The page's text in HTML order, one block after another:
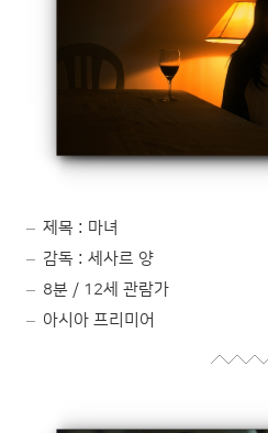
제목 : 마녀
감독 : 세사르 양
8분 / 12세 관람가
아시아 프리미어